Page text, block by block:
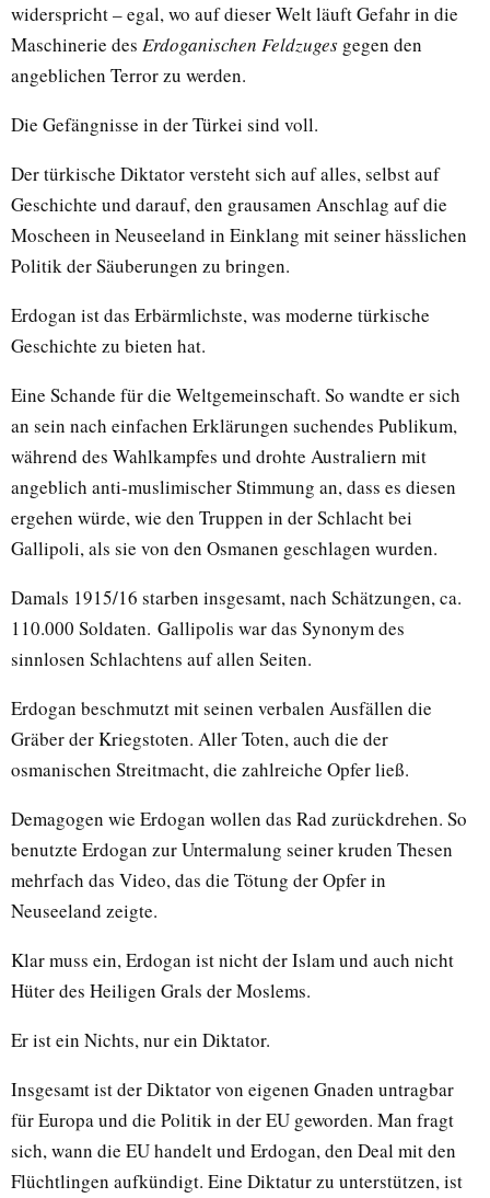
widerspricht – egal, wo auf dieser Welt läuft Gefahr in die
Maschinerie des Erdoganischen Feldzuges gegen den
angeblichen Terror zu werden.
Die Gefängnisse in der Türkei sind voll.
Der türkische Diktator versteht sich auf alles, selbst auf
Geschichte und darauf, den grausamen Anschlag auf die
Moscheen in Neuseeland in Einklang mit seiner hässlichen
Politik der Säuberungen zu bringen.
Erdogan ist das Erbärmlichste, was moderne türkische
Geschichte zu bieten hat.
Eine Schande für die Weltgemeinschaft. So wandte er sich
an sein nach einfachen Erklärungen suchendes Publikum,
während des Wahlkampfes und drohte Australiern mit
angeblich anti-muslimischer Stimmung an, dass es diesen
ergehen würde, wie den Truppen in der Schlacht bei
Gallipoli, als sie von den Osmanen geschlagen wurden.
Damals 1915/16 starben insgesamt, nach Schätzungen, ca.
110.000 Soldaten. Gallipolis war das Synonym des
sinnlosen Schlachtens auf allen Seiten.
Erdogan beschmutzt mit seinen verbalen Ausfällen die
Gräber der Kriegstoten. Aller Toten, auch die der
osmanischen Streitmacht, die zahlreiche Opfer ließ.
Demagogen wie Erdogan wollen das Rad zurückdrehen. So
benutzte Erdogan zur Untermalung seiner kruden Thesen
mehrfach das Video, das die Tötung der Opfer in
Neuseeland zeigte.
Klar muss ein, Erdogan ist nicht der Islam und auch nicht
Hüter des Heiligen Grals der Moslems.
Er ist ein Nichts, nur ein Diktator.
Insgesamt ist der Diktator von eigenen Gnaden untragbar
für Europa und die Politik in der EU geworden. Man fragt
sich, wann die EU handelt und Erdogan, den Deal mit den
Flüchtlingen aufkündigt. Eine Diktatur zu unterstützen, ist